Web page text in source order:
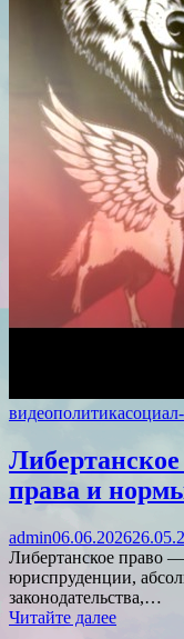
видеополитика
права и
admin06.06.2026
Либертанское право
юриспруденции,
законодательства,…
Читайте далее